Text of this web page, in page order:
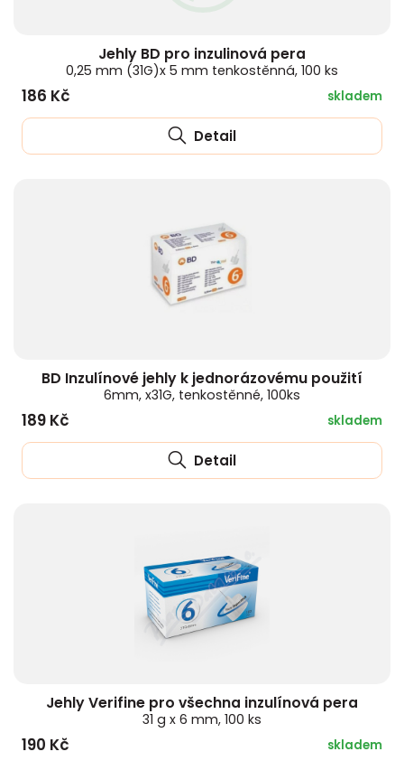
ČESNEK
ŠÍPEK
ŠTÍTNÁ ŽLÁZA
MACA
STRIE A CELULITIDA
PÉČE O POPRSÍ
Jehly BD pro inzulinová pera
0,25 mm (31G)x 5 mm tenkostěnná, 100 ks
186 Kč skladem
Detail
BD Inzulínové jehly k jednorázovému použití
6mm, x31G, tenkostěnné, 100ks
189 Kč skladem
Detail
Jehly Verifine pro všechna inzulínová pera
31 g x 6 mm, 100 ks
190 Kč skladem